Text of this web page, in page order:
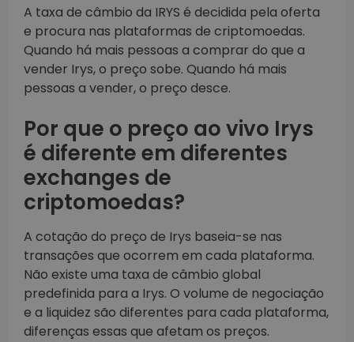
A taxa de câmbio da IRYS é decidida pela oferta
e procura nas plataformas de criptomoedas.
Quando há mais pessoas a comprar do que a
vender Irys, o preço sobe. Quando há mais
pessoas a vender, o preço desce.
Por que o preço ao vivo Irys
é diferente em diferentes
exchanges de
criptomoedas?
A cotação do preço de Irys baseia-se nas
transações que ocorrem em cada plataforma.
Não existe uma taxa de câmbio global
predefinida para a Irys. O volume de negociação
e a liquidez são diferentes para cada plataforma,
diferenças essas que afetam os preços.